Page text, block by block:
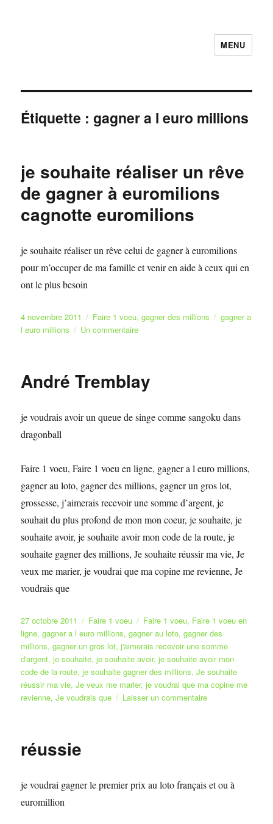
Faire et Ecrire un voeu gratuitement
MENU
Étiquette :gagner a l euro millions
je souhaite réaliser un rêve
de gagner à euromilions
cagnotte euromilions
je souhaite réaliser un rêve celui de gagner à euromilions
pour m’occuper de ma famille et venir en aide à ceux qui en
ont le plus besoin
Publié
le
4 novembre 2011 Catégories
Faire 1 voeu,gagner des millions Étiquettes
gagner a
l euro millions
Un commentairesur
un
rêve
gagner
euromilions
André Tremblay
je voudrais avoir un queue de singe comme sangoku dans
dragonball
Faire 1 voeu, Faire 1 voeu en ligne, gagner a l euro millions,
gagner au loto, gagner des millions, gagner un gros lot,
grossesse, j’aimerais recevoir une somme d’argent, je
souhait du plus profond de mon mon coeur, je souhaite, je
souhaite avoir, je souhaite avoir mon code de la route, je
souhaite gagner des millions, Je souhaite réussir ma vie, Je
veux me marier, je voudrai que ma copine me revienne, Je
voudrais que
Publié
le
27 octobre 2011 Catégories
Faire 1 voeu Étiquettes
Faire 1 voeu, Faire 1 voeu en
ligne,gagner a l euro millions,gagner au loto,gagner des
millions,gagner un gros lot,j'aimerais recevoir une somme
d'argent,je souhaite,je souhaite avoir,je souhaite avoir mon
code de la route,je souhaite gagner des millions,Je souhaite
réussir ma vie,Je veux me marier,je voudrai que ma copine me
revienne,Je voudrais que Laisser un commentairesur
réussie
je voudrai gagner le premier prix au loto français et ou à
euromillion